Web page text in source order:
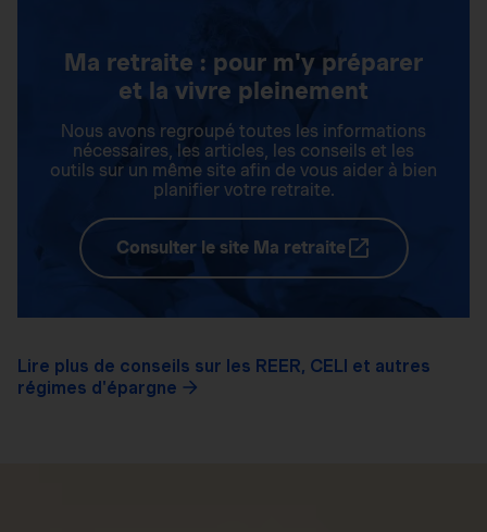
Ma retraite : pour m'y préparer
et la vivre pleinement
Nous avons regroupé toutes les informations
nécessaires, les articles, les conseils et les
outils sur un même site afin de vous aider à bien
planifier votre retraite.
Consulter le site Ma retraite
Lire plus de conseils sur les REER, CELI et autres
régimes d'épargne